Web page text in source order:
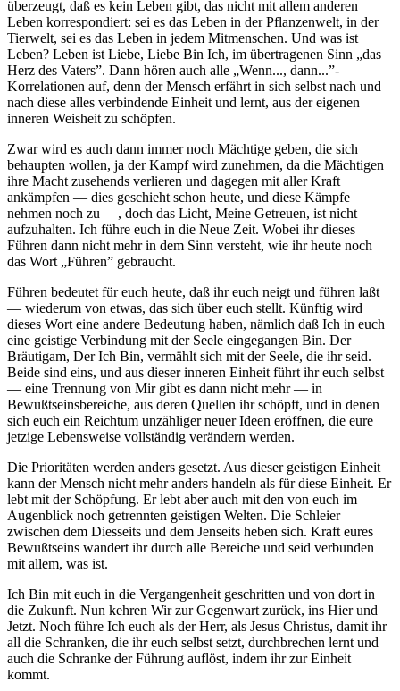
überzeugt, daß es kein Leben gibt, das nicht mit allem anderen
Leben korrespondiert: sei es das Leben in der Pflanzenwelt, in der
Tierwelt, sei es das Leben in jedem Mitmenschen. Und was ist
Leben? Leben ist Liebe, Liebe Bin Ich, im übertragenen Sinn „das
Herz des Vaters”. Dann hören auch alle „Wenn..., dann...”-
Korrelationen auf, denn der Mensch erfährt in sich selbst nach und
nach diese alles verbindende Einheit und lernt, aus der eigenen
inneren Weisheit zu schöpfen.
Zwar wird es auch dann immer noch Mächtige geben, die sich
behaupten wollen, ja der Kampf wird zunehmen, da die Mächtigen
ihre Macht zusehends verlieren und dagegen mit aller Kraft
ankämpfen — dies geschieht schon heute, und diese Kämpfe
nehmen noch zu —, doch das Licht, Meine Getreuen, ist nicht
aufzuhalten. Ich führe euch in die Neue Zeit. Wobei ihr dieses
Führen dann nicht mehr in dem Sinn versteht, wie ihr heute noch
das Wort „Führen” gebraucht.
Führen bedeutet für euch heute, daß ihr euch neigt und führen laßt
— wiederum von etwas, das sich über euch stellt. Künftig wird
dieses Wort eine andere Bedeutung haben, nämlich daß Ich in euch
eine geistige Verbindung mit der Seele eingegangen Bin. Der
Bräutigam, Der Ich Bin, vermählt sich mit der Seele, die ihr seid.
Beide sind eins, und aus dieser inneren Einheit führt ihr euch selbst
— eine Trennung von Mir gibt es dann nicht mehr — in
Bewußtseinsbereiche, aus deren Quellen ihr schöpft, und in denen
sich euch ein Reichtum unzähliger neuer Ideen eröffnen, die eure
jetzige Lebensweise vollständig verändern werden.
Die Prioritäten werden anders gesetzt. Aus dieser geistigen Einheit
kann der Mensch nicht mehr anders handeln als für diese Einheit. Er
lebt mit der Schöpfung. Er lebt aber auch mit den von euch im
Augenblick noch getrennten geistigen Welten. Die Schleier
zwischen dem Diesseits und dem Jenseits heben sich. Kraft eures
Bewußtseins wandert ihr durch alle Bereiche und seid verbunden
mit allem, was ist.
Ich Bin mit euch in die Vergangenheit geschritten und von dort in
die Zukunft. Nun kehren Wir zur Gegenwart zurück, ins Hier und
Jetzt. Noch führe Ich euch als der Herr, als Jesus Christus, damit ihr
all die Schranken, die ihr euch selbst setzt, durchbrechen lernt und
auch die Schranke der Führung auflöst, indem ihr zur Einheit
kommt.